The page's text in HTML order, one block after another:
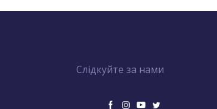
Слідкуйте за нами